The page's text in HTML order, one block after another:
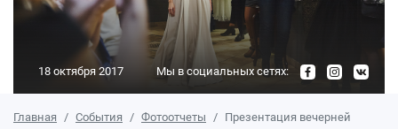
18 октября 2017 Мы в социальных сетях:
Главная События Фотоотчеты
Презентация вечерней